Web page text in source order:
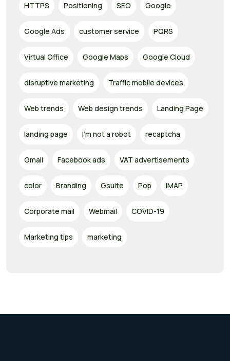
HTTPS Positioning SEO Google
Google Ads customer service PQRS
Virtual Office Google Maps Google Cloud
disruptive marketing Traffic mobile devices
Web trends Web design trends Landing Page
landing page I'm not a robot recaptcha
Gmail Facebook ads VAT advertisements
color Branding Gsuite Pop IMAP
Corporate mail Webmail COVID-19
Marketing tips marketing